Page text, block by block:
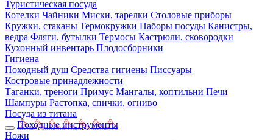
Туристическая посуда
Котелки Чайники Миски, тарелки Столовые приборы
Кружки, стаканы Термокружки Наборы посуды Канистры,
ведра Фляги, бутылки Термосы Кастрюли, сковородки
Кухонный инвентарь Плодосборники
Гигиена
Походный душ Средства гигиены Писсуары
Костровые принадлежности
Таганки, треноги Примус Мангалы, коптильни Печи
Шампуры Растопка, спички, огниво
Посуда из титана
Походные инструменты
Ножи